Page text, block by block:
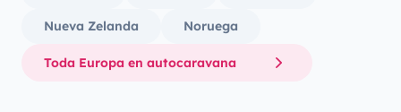
Nueva Zelanda Noruega
Toda Europa en autocaravana